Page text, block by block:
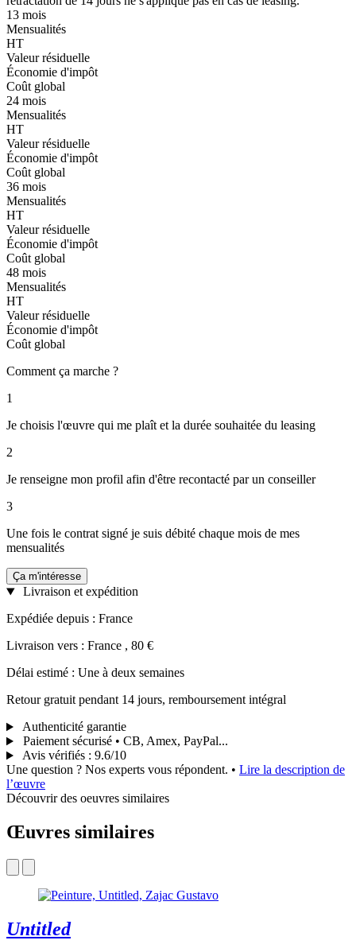
13 mois
Mensualités
HT
Valeur résiduelle
Économie d'impôt
Coût global
24 mois
Mensualités
HT
Valeur résiduelle
Économie d'impôt
Coût global
36 mois
Mensualités
HT
Valeur résiduelle
Économie d'impôt
Coût global
48 mois
Mensualités
HT
Valeur résiduelle
Économie d'impôt
Coût global
Comment ça marche ?
1
Je choisis l'œuvre qui me plaît et la durée souhaitée du leasing
2
Je renseigne mon profil afin d'être recontacté par un conseiller
3
Une fois le contrat signé je suis débité chaque mois de mes
mensualités
Ça m'intéresse
Livraison et expédition
Expédiée depuis : France
Livraison vers : France , 80 €
Délai estimé : Une à deux semaines
Retour gratuit pendant 14 jours, remboursement intégral
Authenticité garantie
Paiement sécurisé • CB, Amex, PayPal...
Avis vérifiés : 9.6/10
Une question ? Nos experts vous répondent. • Lire la description de
l’œuvre
Découvrir des oeuvres similaires
Œuvres similaires
Untitled